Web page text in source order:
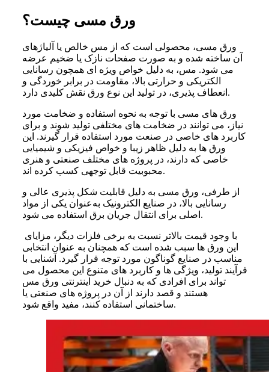
ورق مسی چیست؟
ورق مسی، محصولی است که از مس خالص یا آلیاژهای
آن ساخته شده و به ‌صورت صفحات نازک یا ضخیم عرضه
می ‌‌شود. مس، به دلیل خواص ویژه‌ ای همچون رسانایی
الکتریکی و حرارتی بالا، مقاومت در برابر خوردگی و
انعطاف‌ پذیری، در تولید این نوع ورق نقش کلیدی دارد.
ورق‌ های مسی با توجه به نحوه استفاده و ضخامت مورد
نیاز، می‌ توانند در ضخامت‌ های مختلفی تولید شوند و برای
کاربرد های خاصی در صنعت مورد استفاده قرار گیرند. این
ورق‌ ها به دلیل ظاهر زیبا و خواص فیزیکی و شیمیایی
خاصی که دارند، در پروژه‌ های مختلف صنعتی و هنری
محبوبیت قابل‌ توجهی کسب کرده ‌اند.
از طرفی، ورق مسی به دلیل قابلیت شکل‌ پذیری عالی و
رسانایی بالا، در صنایع الکترونیک به‌عنوان یکی از مواد
اصلی برای انتقال جریان برق استفاده می‌ شود.
این ورق‌ ها سبب شده است که همچنان به‌ عنوان انتخابی
مناسب در صنایع گوناگون مورد توجه قرار گیرد. آشنایی با
فرآیند تولید، ویژگی‌ ها و کاربرد های متنوع این محصول می‌
تواند برای افرادی که به دنبال خرید اینترنتی ورق مس
هستند و قصد دارند از آن در پروژه‌ های صنعتی یا
ساختمانی استفاده کنند، مفید واقع شود.